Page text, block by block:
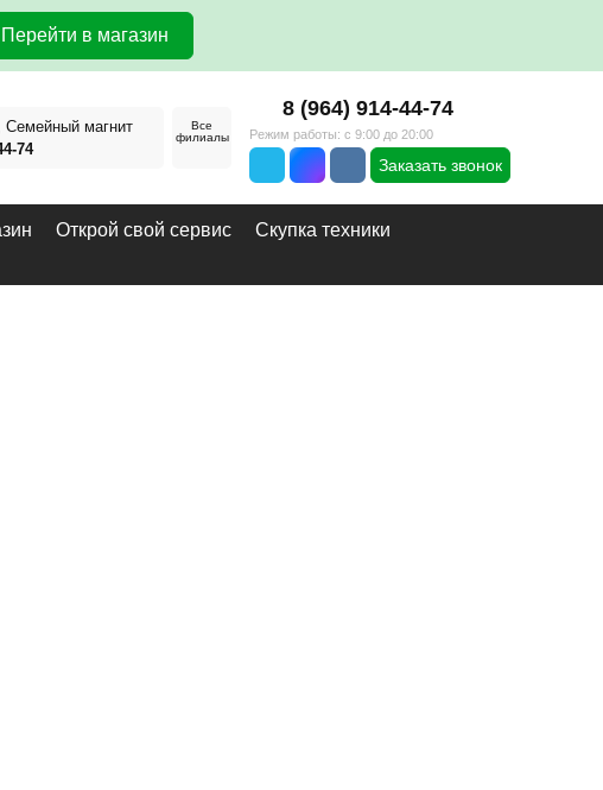
Перейти в магазин
магнит
74
Все
филиалы
8 (964) 914-44-74
Режим работы: с 9:00 до 20:00
Заказать звонок
Открой свой сервис
Скупка техники